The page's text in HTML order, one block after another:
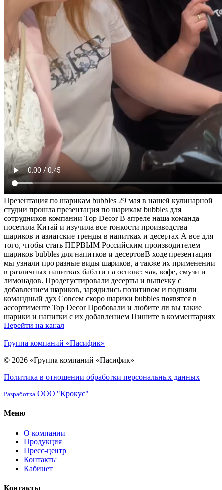
Презентация по шарикам bubbles 29 мая в нашей кулинарной
студии прошла презентация по шарикам bubbles для
сотрудников компании Top Decor В апреле наша команда
посетила Китай и изучила все тонкости производства
шариков и азиатские тренды в напитках и десертах А все для
того, чтобы стать ПЕРВЫМ Российским производителем
шариков bubbles для напитков и десертовВ ходе презентация
мы узнали про разные виды шариков, а также их применении
в различных напитках баблти на основе: чая, кофе, смузи и
лимонадов. Продегустировали десерты и выпечку с
добавлением шариков, зарядились позитивом и подняли
командный дух Совсем скоро шарики bubbles появятся в
ассортименте Top Decor Пробовали и любите ли вы такие
шарики и напитки с их добавлением Пишите в комментариях
Перейти на канал
Группа компаний «Пасифик»
© 2026 «Группа компаний «Пасифик»
Политика в отношении обработки персональных данных
Разработка ООО "Крокус"
Меню
О компании
Продукция
Пресс-центр
Контакты
Кабинет
Контакты